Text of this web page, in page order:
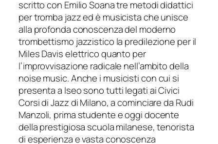
scritto con Emilio Soana tre metodi didattici
per tromba jazz ed è musicista che unisce
alla profonda conoscenza del moderno
trombettismo jazzistico la predilezione per il
Miles Davis elettrico quanto per
l’improvvisazione radicale nell’ambito della
noise music. Anche i musicisti con cui si
presenta a Iseo sono tutti legati ai Civici
Corsi di Jazz di Milano, a cominciare da Rudi
Manzoli, prima studente e oggi docente
della prestigiosa scuola milanese, tenorista
di esperienza e vasta conoscenza